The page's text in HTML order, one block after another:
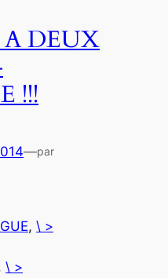
DEUX
!!!
—par
, \ >
\ >